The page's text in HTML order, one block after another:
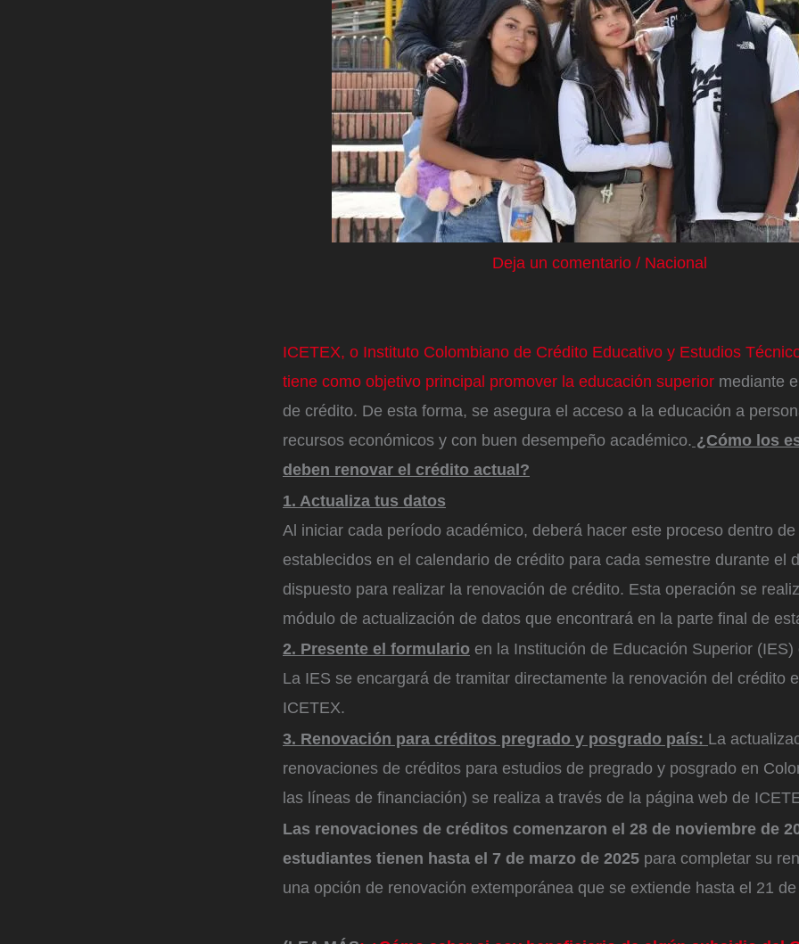
Deja un comentario / Nacional
ICETEX, o Instituto Colombiano de Crédito Educativo y Estudios
tiene como objetivo principal promover la educación superior mediante
de crédito. De esta forma, se asegura el acceso a la educación a
recursos económicos y con buen desempeño académico. ¿Cómo los
deben renovar el crédito actual?
1. Actualiza tus datos
Al iniciar cada período académico, deberá hacer este proceso dentro
establecidos en el calendario de crédito para cada semestre durante el
dispuesto para realizar la renovación de crédito. Esta operación se
módulo de actualización de datos que encontrará en la parte final de
2. Presente el formulario en la Institución de Educación Superior (IES)
La IES se encargará de tramitar directamente la renovación del crédito
ICETEX.
3. Renovación para créditos pregrado y posgrado país: La
renovaciones de créditos para estudios de pregrado y posgrado en
las líneas de financiación) se realiza a través de la página web de
Las renovaciones de créditos comenzaron el 28 de noviembre de
estudiantes tienen hasta el 7 de marzo de 2025 para completar su
una opción de renovación extemporánea que se extiende hasta el 21